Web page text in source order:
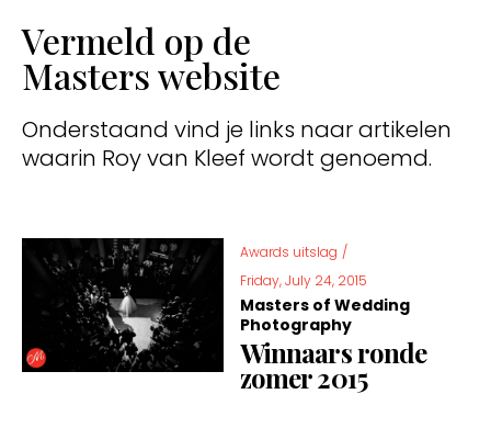
Vermeld op de
Masters website
Onderstaand vind je links naar artikelen
waarin Roy van Kleef wordt genoemd.
Awards uitslag /
Friday, July 24, 2015
Masters of Wedding
Photography
Winnaars ronde
zomer 2015